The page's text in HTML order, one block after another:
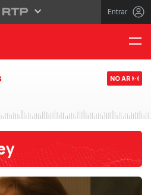
Entrar
NO AR